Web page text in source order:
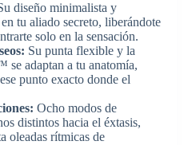
diseño minimalista y
tu aliado secreto, liberándote
solo en la sensación.
Su punta flexible y la
adaptan a tu anatomía,
punto exacto donde el
Ocho modos de
distintos hacia el éxtasis,
oleadas rítmicas de